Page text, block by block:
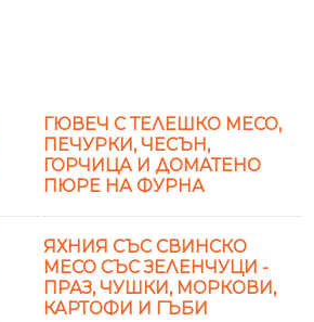
ГЮВЕЧ С ТЕЛЕШКО МЕСО,
ПЕЧУРКИ, ЧЕСЪН,
ГОРЧИЦА И ДОМАТЕНО
ПЮРЕ НА ФУРНА
ЯХНИЯ СЪС СВИНСКО
МЕСО СЪС ЗЕЛЕНЧУЦИ -
ПРАЗ, ЧУШКИ, МОРКОВИ,
КАРТОФИ И ГЪБИ